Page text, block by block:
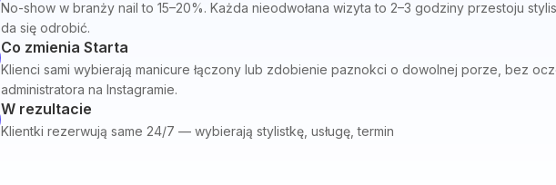
No-show w branży nail to 15–20%. Każda nieodwołana wizyta to 2–3 godziny przestoju
da się odrobić.
Co zmienia Starta
Klienci sami wybierają manicure łączony lub zdobienie paznokci o dowolnej porze, bez
administratora na Instagramie.
W rezultacie
Klientki rezerwują same 24/7 — wybierają stylistkę, usługę, termin